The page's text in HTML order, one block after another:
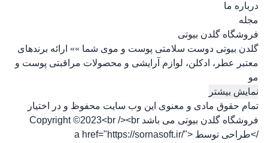
درباره ما
مجله
فروشگاه گلدن بیوتی
گلدن بیوتی دوست سلامتی پوست و موی شما »» ارائه برندهای
معتبر عطر، ادکلن، لوازم آرایشی و محصولات مراقبتی پوست و
مو
نمایش بیشتر
تمام حقوق مادی و معنوی این وب سایت محفوظ و در اختیار
فروشگاه گلدن بیوتی می باشد Copyright ©2023<br /><br
/>طراحی توسط <a href="https://sornasoft.ir/"